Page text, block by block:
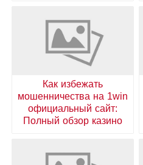
Как избежать
мошенничества на 1win
официальный сайт:
Полный обзор казино